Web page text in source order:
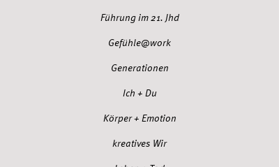
Führung im 21. Jhd
Gefühle@work
Generationen
Ich + Du
Körper + Emotion
kreatives Wir